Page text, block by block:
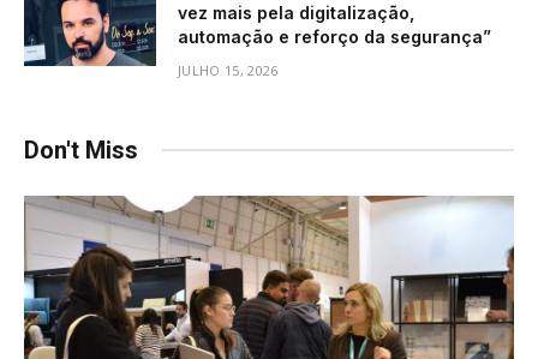
vez mais pela digitalização,
automação e reforço da segurança”
JULHO 15, 2026
Don't Miss